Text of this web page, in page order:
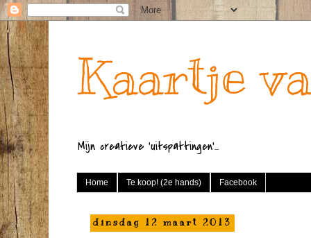
Kaartje
Mijn creatieve 'uitspattingen'...
Home Te koop! (2e hands) Facebook
dinsdag 12 maart 2013